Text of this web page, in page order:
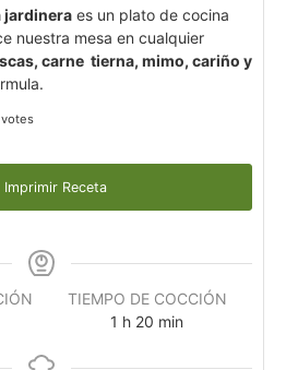
jardinera es un plato de cocina
nuestra mesa en cualquier
carne tierna, mimo, cariño y
Imprimir Receta
TIEMPO DE COCCIÓN
1 h 20 min